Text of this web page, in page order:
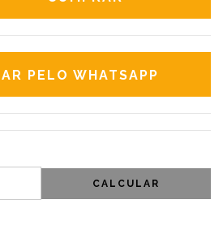
PELO WHATSAPP
CALCULAR